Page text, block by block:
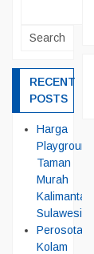
RECENT
POSTS
Harga
Playground
Taman
Murah
Kalimantan
Sulawesi
Perosotan
Kolam